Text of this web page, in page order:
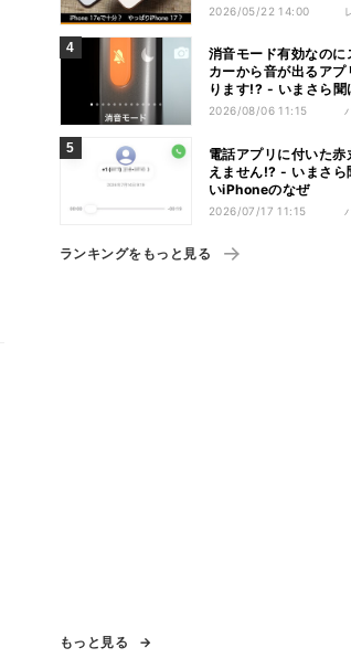
2026/05/22 14:00
消音モード有効なのに
カーから音が出るアプ
ります!? - いまさら聞
iPhoneのなぜ
2026/08/06 11:15
電話アプリに付いた赤
えません!? - いまさら
いiPhoneのなぜ
2026/07/17 11:15
ランキングをもっと見る
もっと見る